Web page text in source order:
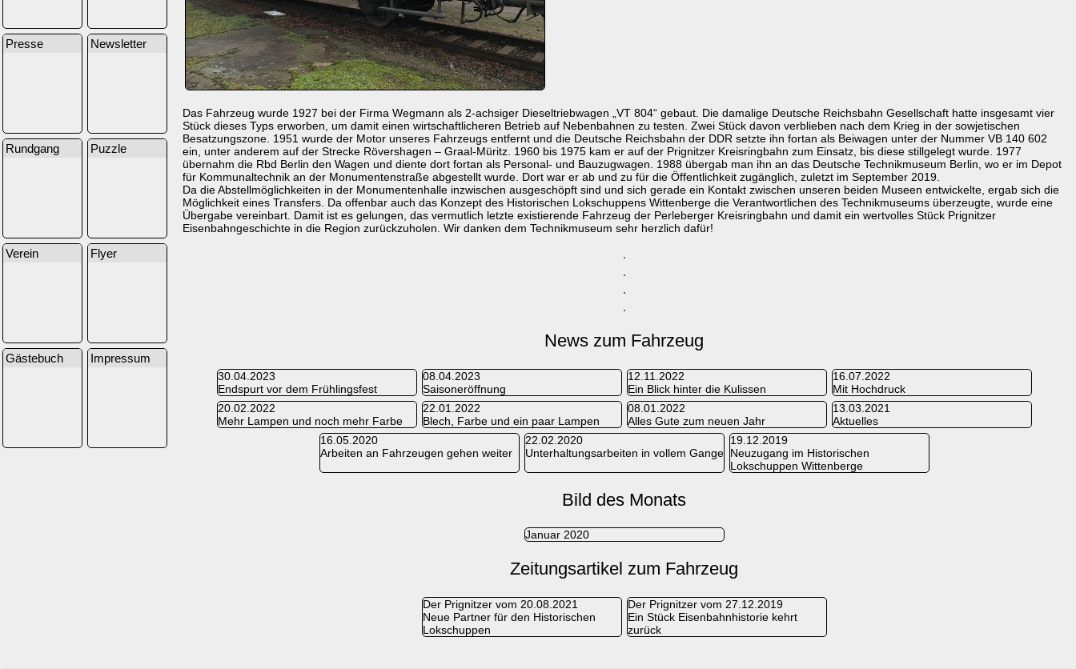
Presse Newsletter
Rundgang Puzzle
Verein Flyer
Gästebuch Impressum
Das Fahrzeug wurde 1927 bei der Firma Wegmann als 2-achsiger Dieseltriebwagen „VT 804“ gebaut. Die damalige Deutsche Reichsbahn Gesellschaft hatte insgesamt vier
Stück dieses Typs erworben, um damit einen wirtschaftlicheren Betrieb auf Nebenbahnen zu testen. Zwei Stück davon verblieben nach dem Krieg in der sowjetischen
Besatzungszone. 1951 wurde der Motor unseres Fahrzeugs entfernt und die Deutsche Reichsbahn der DDR setzte ihn fortan als Beiwagen unter der Nummer VB 140 602
ein, unter anderem auf der Strecke Rövershagen – Graal-Müritz. 1960 bis 1975 kam er auf der Prignitzer Kreisringbahn zum Einsatz, bis diese stillgelegt wurde. 1977
übernahm die Rbd Berlin den Wagen und diente dort fortan als Personal- und Bauzugwagen. 1988 übergab man ihn an das Deutsche Technikmuseum Berlin, wo er im Depot
für Kommunaltechnik an der Monumentenstraße abgestellt wurde. Dort war er ab und zu für die Öffentlichkeit zugänglich, zuletzt im September 2019.
Da die Abstellmöglichkeiten in der Monumentenhalle inzwischen ausgeschöpft sind und sich gerade ein Kontakt zwischen unseren beiden Museen entwickelte, ergab sich die
Möglichkeit eines Transfers. Da offenbar auch das Konzept des Historischen Lokschuppens Wittenberge die Verantwortlichen des Technikmuseums überzeugte, wurde eine
Übergabe vereinbart. Damit ist es gelungen, das vermutlich letzte existierende Fahrzeug der Perleberger Kreisringbahn und damit ein wertvolles Stück Prignitzer
Eisenbahngeschichte in die Region zurückzuholen. Wir danken dem Technikmuseum sehr herzlich dafür!
News zum Fahrzeug
30.04.2023
Endspurt vor dem Frühlingsfest
08.04.2023
Saisoneröffnung
12.11.2022
Ein Blick hinter die Kulissen
16.07.2022
Mit Hochdruck
20.02.2022
Mehr Lampen und noch mehr Farbe
22.01.2022
Blech, Farbe und ein paar Lampen
08.01.2022
Alles Gute zum neuen Jahr
13.03.2021
Aktuelles
16.05.2020
Arbeiten an Fahrzeugen gehen weiter
22.02.2020
Unterhaltungsarbeiten in vollem Gange
19.12.2019
Neuzugang im Historischen
Lokschuppen Wittenberge
Bild des Monats
Januar 2020
Zeitungsartikel zum Fahrzeug
Der Prignitzer vom 20.08.2021
Neue Partner für den Historischen
Lokschuppen
Der Prignitzer vom 27.12.2019
Ein Stück Eisenbahnhistorie kehrt
zurück